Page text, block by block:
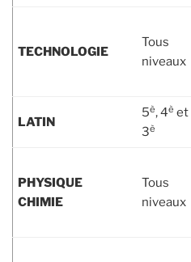
TECHNOLOGIE
Tous
niveaux
LATIN
5è, 4è et
3è
PHYSIQUE
CHIMIE
Tous
niveaux